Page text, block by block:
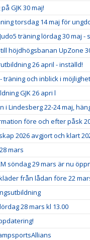
GJK 30 maj!
torsdag 14 maj för
träning lördag 30 maj -
höjdhögsbanan UpZone
26 april - inställd!
träning och inblick i
GJK 26 apri l
i Lindesberg 22-24 maj,
före och efter påsk
2026 avgjort och klart
mars
söndag 29 mars är nu
från lådan före 22
28 mars kl 13.00